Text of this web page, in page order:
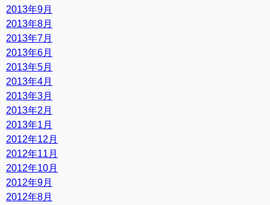
2013年9月
2013年8月
2013年7月
2013年6月
2013年5月
2013年4月
2013年3月
2013年2月
2013年1月
2012年12月
2012年11月
2012年10月
2012年9月
2012年8月